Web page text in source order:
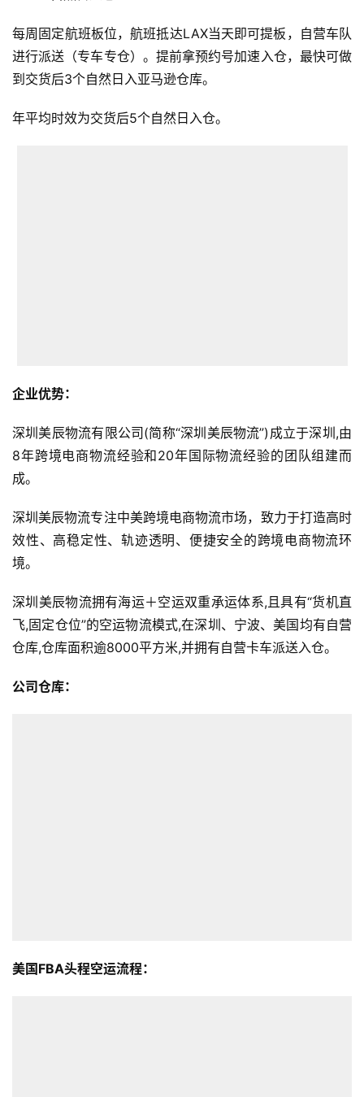
店
跨
百
每周固定航班板位，航班抵达LAX当天即可提板，自营车队
进行派送（专车专仓）。提前拿预约号加速入仓，最快可做
到交货后3个自然日入亚马逊仓库。
年平均时效为交货后5个自然日入仓。
企业优势：
深圳美辰物流有限公司(简称“深圳美辰物流”)成立于深圳,由
8年跨境电商物流经验和20年国际物流经验的团队组建而
成。
深圳美辰物流专注中美跨境电商物流市场，致力于打造高时
效性、高稳定性、轨迹透明、便捷安全的跨境电商物流环
境。
深圳美辰物流拥有海运＋空运双重承运体系,且具有“货机直
飞,固定仓位”的空运物流模式,在深圳、宁波、美国均有自营
仓库,仓库面积逾8000平方米,并拥有自营卡车派送入仓。
公司仓库：
美国FBA头程空运流程：